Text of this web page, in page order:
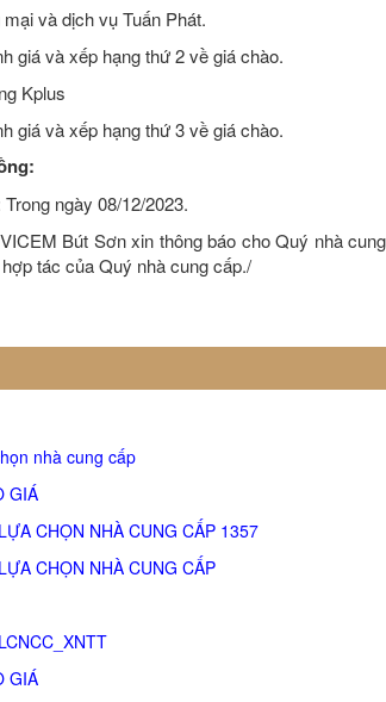
và dịch vụ Tuấn Phát.
giá và xếp hạng thứ 2 về giá chào.
Kplus
giá và xếp hạng thứ 3 về giá chào.
:
ngày 08/12/2023.
Bút Sơn xin thông báo cho Quý nhà
tác của Quý nhà cung cấp./
nhà cung cấp
GIÁ
CHỌN NHÀ CUNG CẤP 1357
CHỌN NHÀ CUNG CẤP
GIÁ